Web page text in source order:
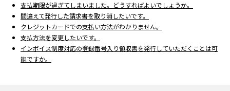
支払期限が過ぎてしまいました。どうすればよいでしょうか。
間違えて発行した請求書を取り消したいです。
クレジットカードでの支払い方法がわかりません。
支払方法を変更したいです。
インボイス制度対応の登録番号入り領収書を発行していただくことは可
能ですか。